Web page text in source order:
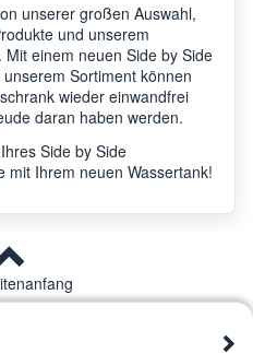
unserer großen Auswahl,
und unserem
einem neuen Side by Side
Sortiment können
wieder einwandfrei
daran haben werden.
Side by Side
mit Ihrem neuen Wassertank!